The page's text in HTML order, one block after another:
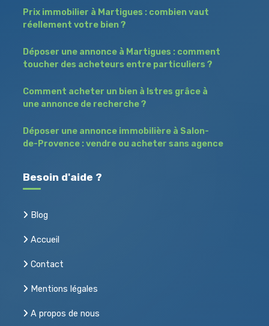
Acheter, vendre ou louer
Prix immobilier à Martigues : combien vaut
réellement votre bien ?
Déposer une annonce à Martigues : comment
toucher des acheteurs entre particuliers ?
Comment acheter un bien à Istres grâce à
une annonce de recherche ?
Déposer une annonce immobilière à Salon-
de-Provence : vendre ou acheter sans agence
Besoin d'aide ?
Blog
Accueil
Contact
Mentions légales
A propos de nous